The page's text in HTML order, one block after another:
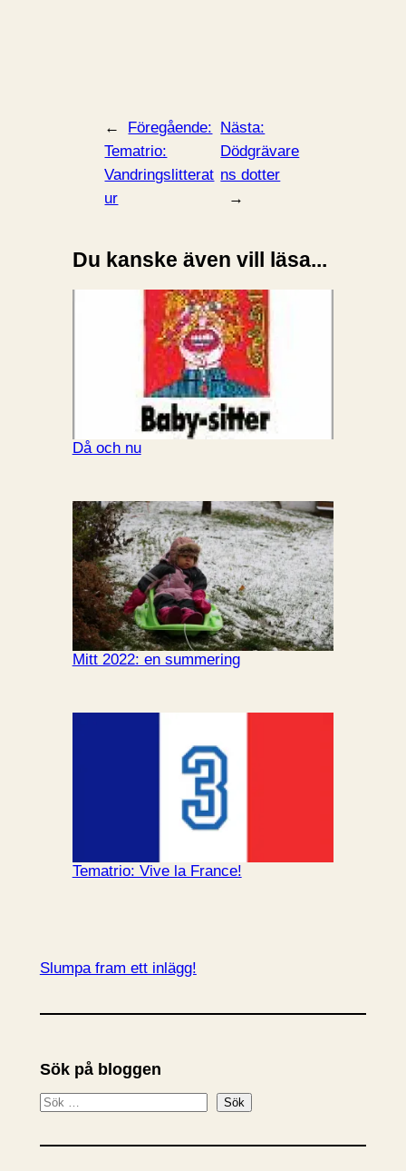
←
Föregående:
Tematrio:
Vandringslitterat
ur
Nästa:
Dödgrävare
ns dotter
→
Du kanske även vill läsa...
Då och nu
Mitt 2022: en summering
Tematrio: Vive la France!
Slumpa fram ett inlägg!
Sök på bloggen
S
k
Sök